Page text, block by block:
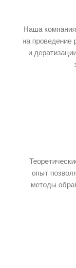
Наша
на проведение
и
опыт
методы